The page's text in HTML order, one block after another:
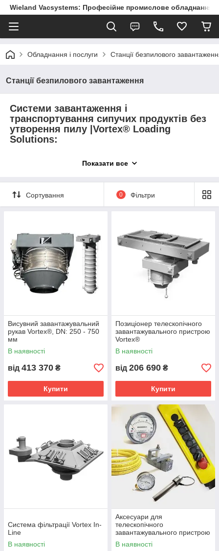
Wieland Vacsystems: Професійне промислове обладнання
Обладнання і послуги Станції безпилового
Станції безпилового завантаження
Системи завантаження і
транспортування сипучих продуктів без
утворення пилу |Vortex® Loading
Solutions:
стабільний потік матеріалу під час завантаження сухих/
ВАГОНИ ТА АВТО
СКЛАДУВАННЯ
Показати все
Сортування 0 Фільтри
Висувний завантажувальний
рукав Vortex®, DN: 250 - 750
мм
В наявності
від 413 370 ₴
Купити
Позиціонер телескопічного
завантажувального пристрою
Vortex®
В наявності
від 206 690 ₴
Купити
Система фільтрації Vortex In-
Line
В наявності
Аксесуари для
телескопічного
завантажувального пристрою
Vortex®
В наявності